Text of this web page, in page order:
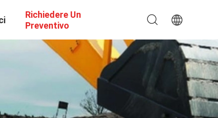
Richiedere Un
Preventivo